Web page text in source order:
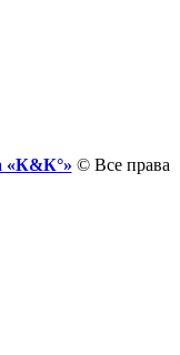
«К&К°» © Все права